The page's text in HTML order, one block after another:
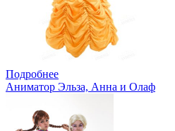
Подробнее
Аниматор Эльза, Анна и Олаф